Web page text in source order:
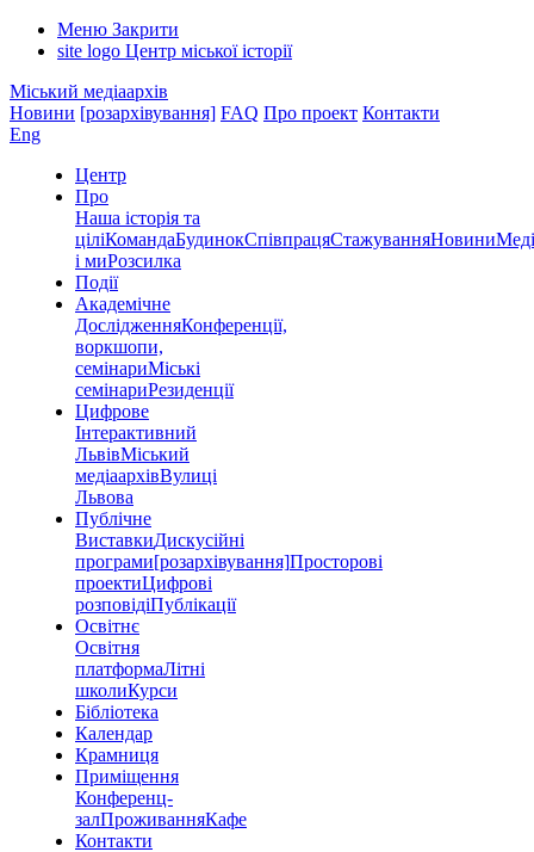
Меню Закрити
site logo Центр міської історії
Міський медіаархів
Новини [розархівування] FAQ Про проект Контакти
Eng
Центр
Про
Наша історія та
ціліКомандаБудинокСпівпрацяСтажуванняНовини
і миРозсилка
Події
Академічне
ДослідженняКонференції,
воркшопи,
семінариМіські
семінариРезиденції
Цифрове
Інтерактивний
ЛьвівМіський
медіаархівВулиці
Львова
Публічне
ВиставкиДискусійні
програми[розархівування]Просторові
проектиЦифрові
розповідіПублікації
Освітнє
Освітня
платформаЛітні
школиКурси
Бібліотека
Календар
Крамниця
Приміщення
Конференц-
залПроживанняКафе
Контакти